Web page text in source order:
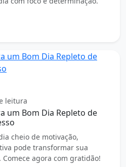
leitura
um Bom Dia Repleto de
cheio de motivação,
pode transformar sua
agora com gratidão!